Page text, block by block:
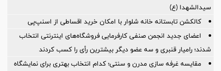
سیدالشهدا (ع)
کالکشن تابستانه خانه شلوار با امکان خرید اقساطی از اسنپ‌پی
اعضای جدید انجمن صنفی کارفرمایی فروشگاه‌های اینترنتی انتخاب
شدند؛ رامیار قنبری و سه عضو دیگر بیشترین رأی را کسب کردند
مقایسه غرفه سازی مدرن و سنتی؛ کدام انتخاب بهتری برای نمایشگاه